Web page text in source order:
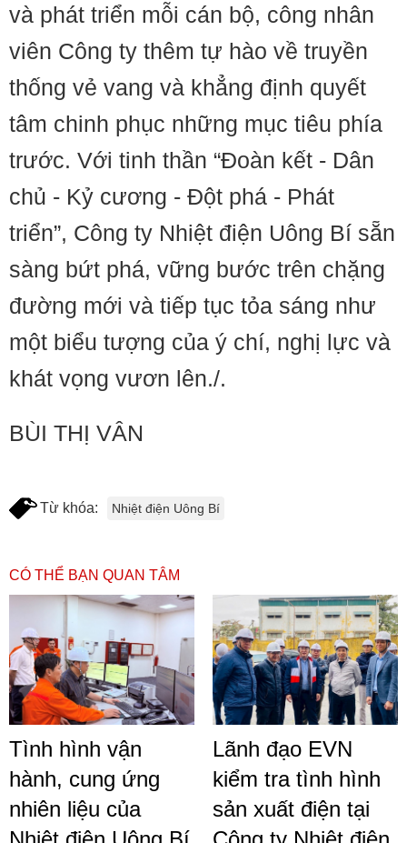
và phát triển mỗi cán bộ, công nhân
viên Công ty thêm tự hào về truyền
thống vẻ vang và khẳng định quyết
tâm chinh phục những mục tiêu phía
trước. Với tinh thần “Đoàn kết - Dân
chủ - Kỷ cương - Đột phá - Phát
triển”, Công ty Nhiệt điện Uông Bí sẵn
sàng bứt phá, vững bước trên chặng
đường mới và tiếp tục tỏa sáng như
một biểu tượng của ý chí, nghị lực và
khát vọng vươn lên./.
BÙI THỊ VÂN
Từ khóa: Nhiệt điện Uông Bí
CÓ THỂ BẠN QUAN TÂM
Tình hình vận
hành, cung ứng
nhiên liệu của
Lãnh đạo EVN
kiểm tra tình hình
sản xuất điện tại